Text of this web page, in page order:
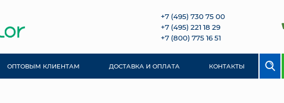
+7 (495) 730 75 00
+7 (495) 221 18 29
+7 (800) 775 16 51
ОПТОВЫМ КЛИЕНТАМ ДОСТАВКА И ОПЛАТА КОНТАКТЫ